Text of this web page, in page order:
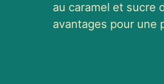
au caramel et sucre
avantages pour une